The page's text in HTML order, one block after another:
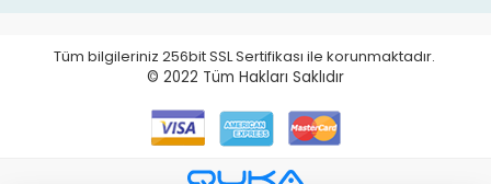
Tüm bilgileriniz 256bit SSL Sertifikası ile korunmaktadır.
© 2022 Tüm Hakları Saklıdır